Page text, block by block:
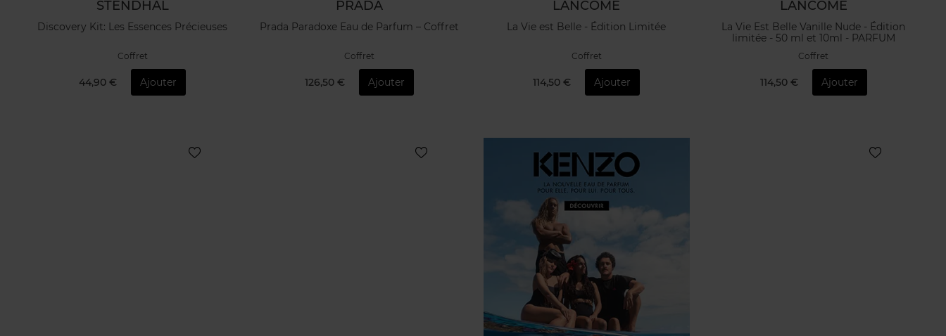
STENDHAL
Discovery Kit: Les Essences Précieuses
Coffret
44,90 € Ajouter
PRADA
Prada Paradoxe Eau de Parfum – Coffret
Coffret
126,50 € Ajouter
LANCOME
La Vie est Belle - Édition Limitée
Coffret
114,50 € Ajouter
LANCOME
La Vie Est Belle Vanille Nude - Édition
limitée - 50 ml et 10ml - PARFUM
Coffret
114,50 € Ajouter